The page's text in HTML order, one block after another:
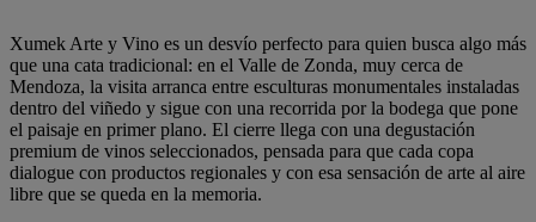
Xumek Arte y Vino es un desvío perfecto para quien busca algo más
que una cata tradicional: en el Valle de Zonda, muy cerca de
Mendoza, la visita arranca entre esculturas monumentales instaladas
dentro del viñedo y sigue con una recorrida por la bodega que pone
el paisaje en primer plano. El cierre llega con una degustación
premium de vinos seleccionados, pensada para que cada copa
dialogue con productos regionales y con esa sensación de arte al aire
libre que se queda en la memoria.